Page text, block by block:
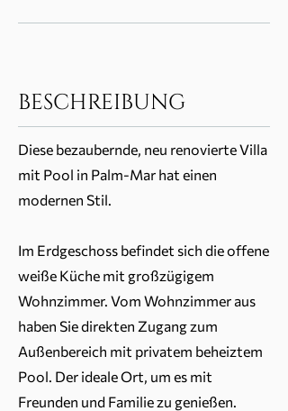
BESCHREIBUNG
Diese bezaubernde, neu renovierte Villa
mit Pool in Palm-Mar hat einen
modernen Stil.
Im Erdgeschoss befindet sich die offene
weiße Küche mit großzügigem
Wohnzimmer. Vom Wohnzimmer aus
haben Sie direkten Zugang zum
Außenbereich mit privatem beheiztem
Pool. Der ideale Ort, um es mit
Freunden und Familie zu genießen.